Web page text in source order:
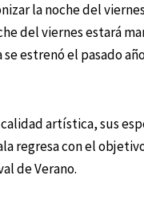
la noche del viernes
del viernes estará
estrenó el pasado
artística, sus
regresa con el
de Verano.